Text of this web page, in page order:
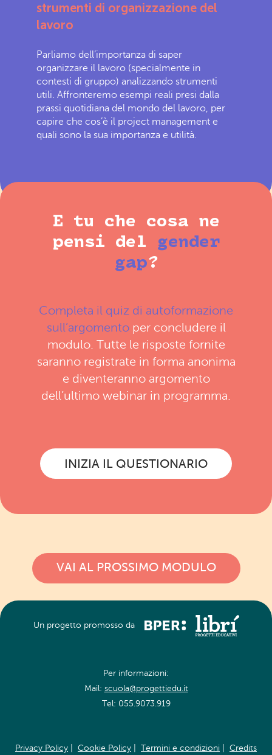
strumenti di organizzazione del
lavoro
Parliamo dell’importanza di saper
organizzare il lavoro (specialmente in
contesti di gruppo) analizzando strumenti
utili. Affronteremo esempi reali presi dalla
prassi quotidiana del mondo del lavoro, per
capire che cos’è il project management e
quali sono la sua importanza e utilità.
E tu che cosa ne
pensi del gender
gap?
Completa il quiz di autoformazione
sull’argomentoper concludere il
modulo. Tutte le risposte fornite
saranno registrate in forma anonima
e diventeranno argomento
dell’ultimo webinar in programma.
INIZIA IL QUESTIONARIO
VAI AL PROSSIMO MODULO
Un progetto promosso da
Per informazioni:
Mail: scuola@progettiedu.it
Tel: 055.9073.919
Privacy Policy Cookie Policy Termini e condizioni Credits